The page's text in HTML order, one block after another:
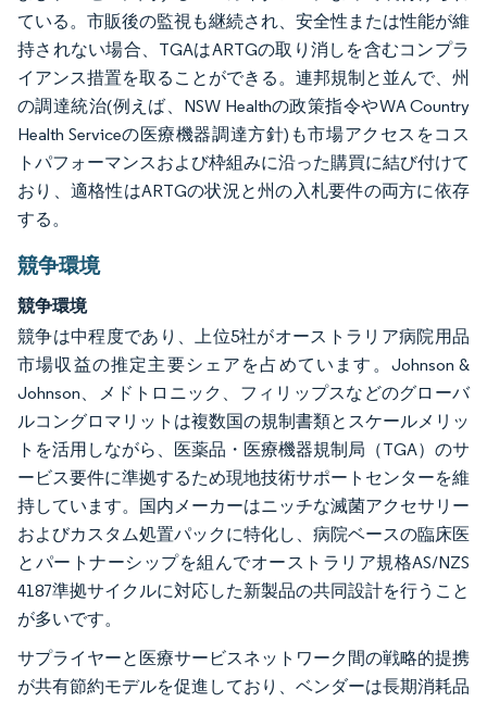
ている。市販後の監視も継続され、安全性または性能が維
持されない場合、TGAはARTGの取り消しを含むコンプラ
イアンス措置を取ることができる。連邦規制と並んで、州
の調達統治(例えば、NSW Healthの政策指令やWA Country
Health Serviceの医療機器調達方針)も市場アクセスをコス
トパフォーマンスおよび枠組みに沿った購買に結び付けて
おり、適格性はARTGの状況と州の入札要件の両方に依存
する。
競争環境
競争環境
競争は中程度であり、上位5社がオーストラリア病院用品
市場収益の推定主要シェアを占めています。Johnson &
Johnson、メドトロニック、フィリップスなどのグローバ
ルコングロマリットは複数国の規制書類とスケールメリッ
トを活用しながら、医薬品・医療機器規制局（TGA）のサ
ービス要件に準拠するため現地技術サポートセンターを維
持しています。国内メーカーはニッチな滅菌アクセサリー
およびカスタム処置パックに特化し、病院ベースの臨床医
とパートナーシップを組んでオーストラリア規格AS/NZS
4187準拠サイクルに対応した新製品の共同設計を行うこと
が多いです。
サプライヤーと医療サービスネットワーク間の戦略的提携
が共有節約モデルを促進しており、ベンダーは長期消耗品